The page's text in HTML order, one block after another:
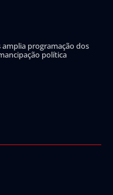
amplia programação dos
política